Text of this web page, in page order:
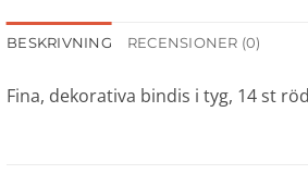
BESKRIVNING RECENSIONER (0)
Fina, dekorativa bindis i tyg, 14 st